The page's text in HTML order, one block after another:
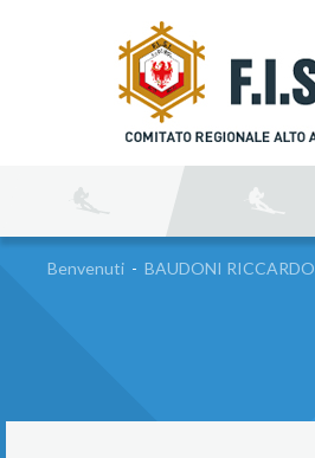
Benvenuti - BAUDONI RICCARDO